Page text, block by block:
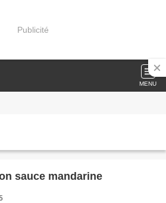
Publicité
MENU
sauce mandarine